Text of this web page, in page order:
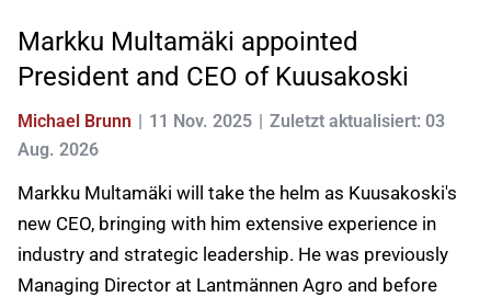
Markku Multamäki appointed
President and CEO of Kuusakoski
Michael Brunn 11 Nov. 2025
Zuletzt aktualisiert: 03
Aug. 2026
Markku Multamäki will take the helm as Kuusakoski's
new CEO, bringing with him extensive experience in
industry and strategic leadership. He was previously
Managing Director at Lantmännen Agro and before